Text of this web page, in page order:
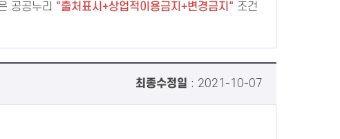
공공누리 출처표시+상업적이용금지+변경금지
조건
최종수정일 : 2021-10-07